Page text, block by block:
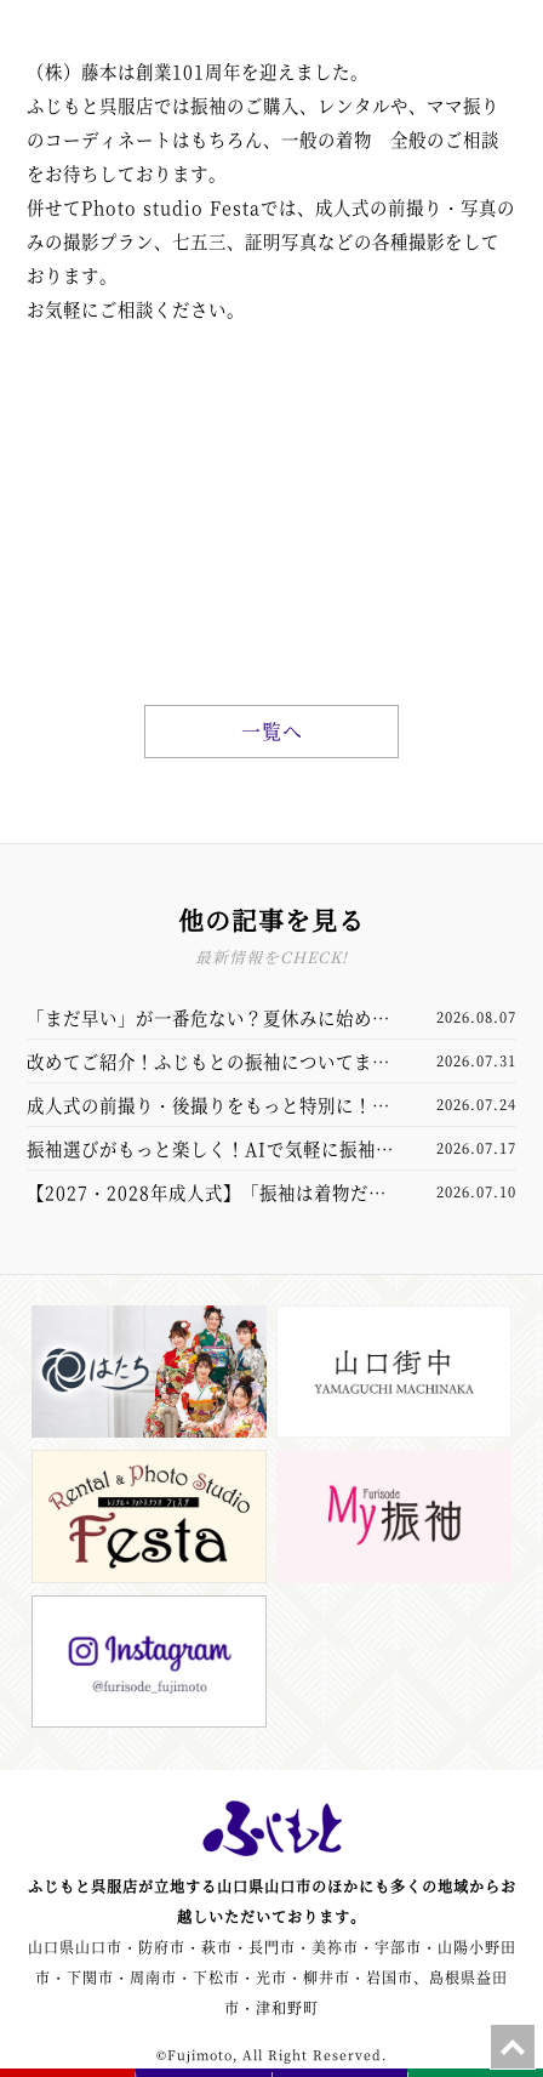
（株）藤本は創業101周年を迎えました。
ふじもと呉服店では振袖のご購入、レンタルや、ママ振り
のコーディネートはもちろん、一般の着物 全般のご相談
をお待ちしております。
併せてPhoto studio Festaでは、成人式の前撮り・写真の
みの撮影プラン、七五三、証明写真などの各種撮影をして
おります。
お気軽にご相談ください。
一覧へ
他の記事を見る
最新情報をCHECK!
「まだ早い」が一番危ない？夏休みに始める
振袖選び完全ガイド
2026.08.07
改めてご紹介！ふじもとの振袖についてまと
めました
2026.07.31
成人式の前撮り・後撮りをもっと特別に！新
しくなった撮影スタジオをご紹介
2026.07.24
振袖選びがもっと楽しく！AIで気軽に振袖試
着体験してみませんか？【山口市】
2026.07.17
【2027・2028年成人式】「振袖は着物だけ
2026.07.10
ふじもと呉服店が立地する山口県山口市のほかにも多くの地域からお
越しいただいております。
山口県山口市・防府市・萩市・長門市・美祢市・宇部市・山陽小野田
市・下関市・周南市・下松市・光市・柳井市・岩国市、島根県益田
市・津和野町
©Fujimoto, All Right Reserved.